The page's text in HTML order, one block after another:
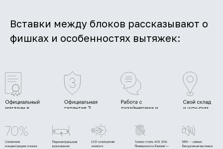
Вставки между блоков рассказывают о
фишках и особенностях вытяжек: